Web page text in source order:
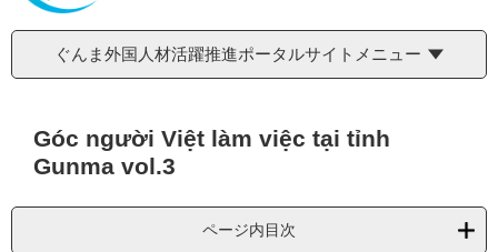
ぐんま外国人材活躍推進ポータルサイトメニュー
Góc người Việt làm việc tại tỉnh
Gunma vol.3
ページ内目次